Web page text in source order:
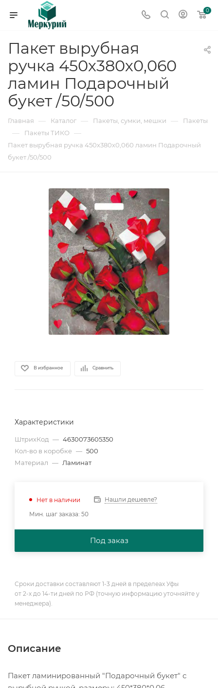
0
Пакет вырубная
ручка 450х380х0,060
ламин Подарочный
букет /50/500
Главная — Каталог — Пакеты, сумки, мешки — Пакеты
— Пакеты ТИКО —
Пакет вырубная ручка 450х380х0,060 ламин Подарочный
букет /50/500
В избранное Сравнить
Характеристики
ШтрихКод — 4630073605350
Кол-во в коробке — 500
Материал — Ламинат
Нет в наличии
Нашли дешевле?
Мин. шаг заказа: 50
Под заказ
Сроки доставки составляют 1-3 дней в пределеах Уфы
от 2-х до 14-ти дней по РФ (точную информацию уточняйте у
менеджера).
Описание
Пакет ламинированный "Подарочный букет" с